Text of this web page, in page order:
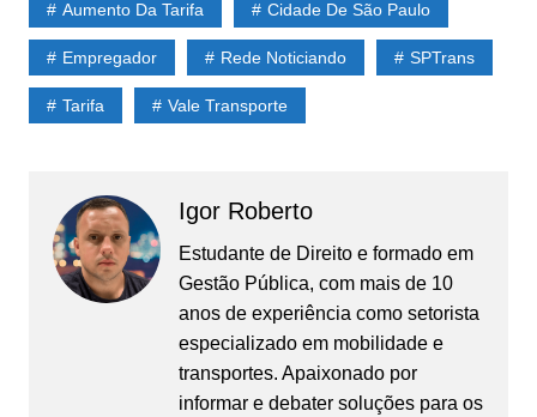
Aumento Da Tarifa Cidade De São Paulo
Empregador Rede Noticiando SPTrans
Tarifa Vale Transporte
Igor Roberto
Estudante de Direito e formado em
Gestão Pública, com mais de 10
anos de experiência como setorista
especializado em mobilidade e
transportes. Apaixonado por
informar e debater soluções para os